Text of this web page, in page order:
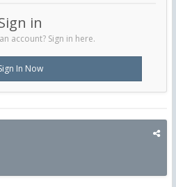
in
account? Sign in here.
In Now